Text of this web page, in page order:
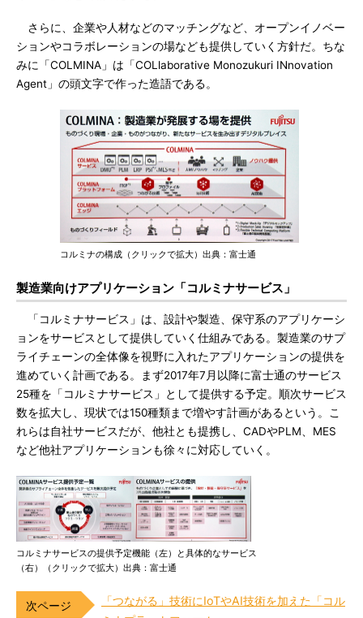
さらに、企業や人材などのマッチングなど、オープンイノベー
ションやコラボレーションの場なども提供していく方針だ。ちな
みに「COLMINA」は「COLlaborative Monozukuri INnovation
Agent」の頭文字で作った造語である。
コルミナの構成（クリックで拡大）出典：富士通
製造業向けアプリケーション「コルミナサービス」
「コルミナサービス」は、設計や製造、保守系のアプリケーシ
ョンをサービスとして提供していく仕組みである。製造業のサプ
ライチェーンの全体像を視野に入れたアプリケーションの提供を
進めていく計画である。まず2017年7月以降に富士通のサービス
25種を「コルミナサービス」として提供する予定。順次サービス
数を拡大し、現状では150種類まで増やす計画があるという。こ
れらは自社サービスだが、他社とも提携し、CADやPLM、MES
など他社アプリケーションも徐々に対応していく。
コルミナサービスの提供予定機能（左）と具体的なサービス
（右）（クリックで拡大）出典：富士通
「つながる」技術にIoTやAI技術を加えた「コル